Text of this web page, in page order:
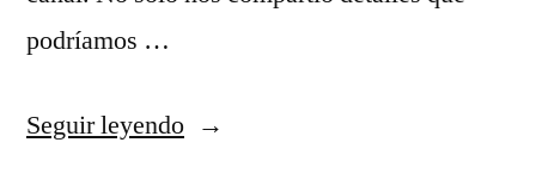
podríamos …
Seguir leyendo«S04E03